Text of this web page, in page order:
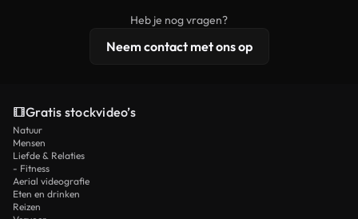
licentiebescherming omvat.
Heb je nog vragen?
Neem contact met ons op
Gratis stockvideo’s
Natuur
Mensen
Liefde & Relaties
- Fitness
Aerial videografie
Eten en drinken
Reizen